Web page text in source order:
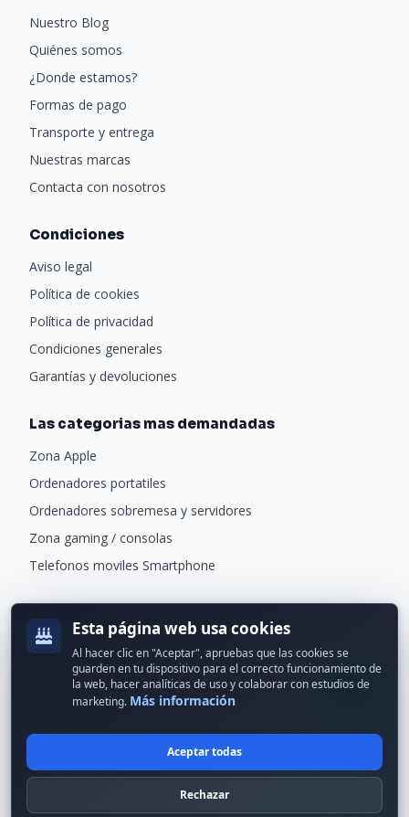
Nuestro Blog
Quiénes somos
¿Donde estamos?
Formas de pago
Transporte y entrega
Nuestras marcas
Contacta con nosotros
Condiciones
Aviso legal
Política de cookies
Política de privacidad
Condiciones generales
Garantías y devoluciones
Las categorias mas demandadas
Zona Apple
Ordenadores portatiles
Ordenadores sobremesa y servidores
Zona gaming / consolas
Telefonos moviles Smartphone
Recibe ofertas exclusivas y novedades.
© 2024 Erson Tecnología. Todos los derechos reservados.
Política de privacidad
Esta página web usa cookies
Al hacer clic en "Aceptar", apruebas que las cookies se
guarden en tu dispositivo para el correcto funcionamiento de
la web, hacer analíticas de uso y colaborar con estudios de
marketing. Más información
Aceptar todas
Rechazar